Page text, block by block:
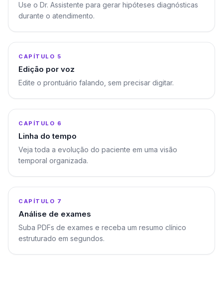
Use o Dr. Assistente para gerar hipóteses diagnósticas
durante o atendimento.
05
0:39
CAPÍTULO 5
Edição por voz
Edite o prontuário falando, sem precisar digitar.
06
0:46
CAPÍTULO 6
Linha do tempo
Veja toda a evolução do paciente em uma visão
temporal organizada.
07
0:54
CAPÍTULO 7
Análise de exames
Suba PDFs de exames e receba um resumo clínico
estruturado em segundos.